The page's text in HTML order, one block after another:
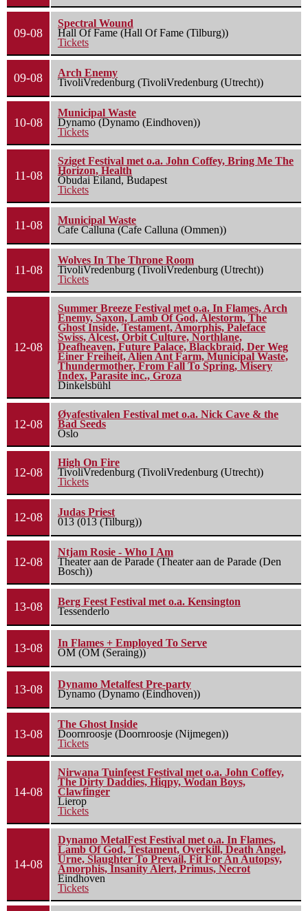
09-08
Spectral Wound
Hall Of Fame (Hall Of Fame (Tilburg))
Tickets
09-08
Arch Enemy
TivoliVredenburg (TivoliVredenburg (Utrecht))
10-08
Municipal Waste
Dynamo (Dynamo (Eindhoven))
Tickets
11-08
Sziget Festival met o.a. John Coffey, Bring Me The
Horizon, Health
Óbudai Eiland, Budapest
Tickets
11-08
Municipal Waste
Cafe Calluna (Cafe Calluna (Ommen))
11-08
Wolves In The Throne Room
TivoliVredenburg (TivoliVredenburg (Utrecht))
Tickets
12-08
Summer Breeze Festival met o.a. In Flames, Arch
Enemy, Saxon, Lamb Of God, Alestorm, The
Ghost Inside, Testament, Amorphis, Paleface
Swiss, Alcest, Orbit Culture, Northlane,
Deafheaven, Future Palace, Blackbraid, Der Weg
Einer Freiheit, Alien Ant Farm, Municipal Waste,
Thundermother, From Fall To Spring, Misery
Index, Parasite inc., Groza
Dinkelsbühl
12-08
Øyafestivalen Festival met o.a. Nick Cave & the
Bad Seeds
Oslo
12-08
High On Fire
TivoliVredenburg (TivoliVredenburg (Utrecht))
Tickets
12-08
Judas Priest
013 (013 (Tilburg))
12-08
Ntjam Rosie - Who I Am
Theater aan de Parade (Theater aan de Parade (Den
Bosch))
13-08
Berg Feest Festival met o.a. Kensington
Tessenderlo
13-08
In Flames + Employed To Serve
OM (OM (Seraing))
13-08
Dynamo Metalfest Pre-party
Dynamo (Dynamo (Eindhoven))
13-08
The Ghost Inside
Doornroosje (Doornroosje (Nijmegen))
Tickets
14-08
Nirwana Tuinfeest Festival met o.a. John Coffey,
The Dirty Daddies, Hiqpy, Wodan Boys,
Clawfinger
Lierop
Tickets
14-08
Dynamo MetalFest Festival met o.a. In Flames,
Lamb Of God, Testament, Overkill, Death Angel,
Urne, Slaughter To Prevail, Fit For An Autopsy,
Amorphis, Insanity Alert, Primus, Necrot
Eindhoven
Tickets